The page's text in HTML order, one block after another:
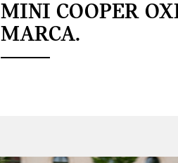
MINI COOPER
MARCA.